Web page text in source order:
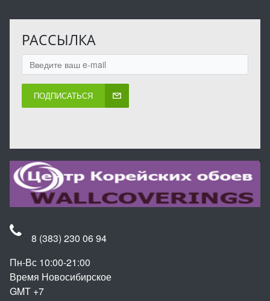
РАССЫЛКА
ПОДПИСАТЬСЯ
8 (383) 230 06 94
Пн-Вс 10:00-21:00
Время Новосибирское
GMT +7